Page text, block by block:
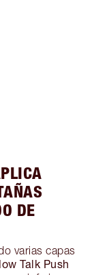
DE
varias capas
Talk Push